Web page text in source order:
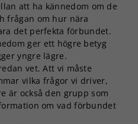
att ha kännedom om de
frågan om hur nära
det perfekta förbundet.
ger ett högre betyg
yngre lägre.
vet. Att vi måste
vilka frågor vi driver,
är också den grupp som
om vad förbundet